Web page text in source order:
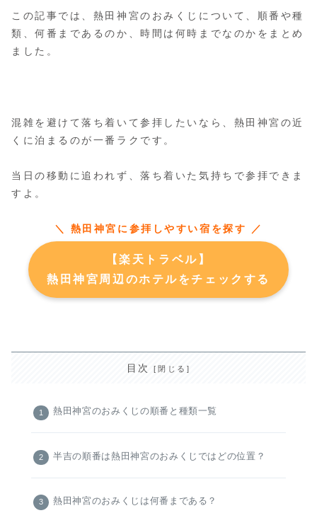
この記事では、熱田神宮のおみくじについて、順番や種
類、何番まであるのか、時間は何時までなのかをまとめ
ました。
混雑を避けて落ち着いて参拝したいなら、熱田神宮の近
くに泊まるのが一番ラクです。
当日の移動に追われず、落ち着いた気持ちで参拝できま
すよ。
＼ 熱田神宮に参拝しやすい宿を探す ／
【楽天トラベル】
熱田神宮周辺のホテルをチェックする
目次
熱田神宮のおみくじの順番と種類一覧
半吉の順番は熱田神宮のおみくじではどの位置？
熱田神宮のおみくじは何番まである？